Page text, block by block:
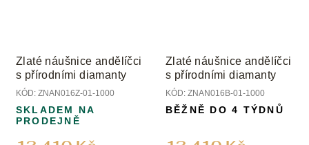
Zlaté náušnice andělíčci
s přírodními diamanty
KÓD: ZNAN016Z-01-1000
SKLADEM NA
PRODEJNĚ
Zlaté náušnice andělíčci
s přírodními diamanty
KÓD: ZNAN016B-01-1000
BĚŽNĚ DO 4 TÝDNŮ